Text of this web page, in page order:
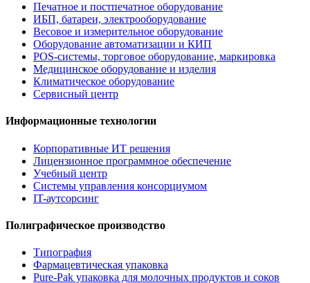
Печатное и постпечатное оборудование
ИБП, батареи, электрооборудование
Весовое и измерительное оборудование
Оборудование автоматизации и КИП
POS-системы, торговое оборудование, маркировка
Медицинское оборудование и изделия
Климатическое оборудование
Сервисный центр
Информационные технологии
Корпоративные ИТ решения
Лицензионное программное обеспечение
Учебный центр
Системы управления консорциумом
IT-аутсорсинг
Полиграфическое производство
Типография
Фармацевтическая упаковка
Pure-Pak упаковка для молочных продуктов и соков